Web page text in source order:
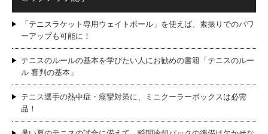
「テニスラケット専用ウェイトボール」を使えば、素振りでのパワ
ーアップも可能に！
テニスのルールの基本を学びたい人にお勧めの書籍「テニスのルー
ル 審判の基本」
テニス選手の熱中症・痙攣対策に、ミニクーラーボックスは必需
品！